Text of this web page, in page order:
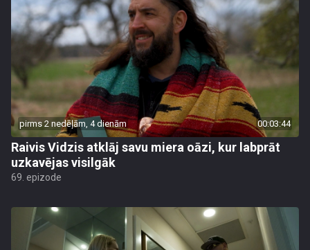
pirms 2 nedēļām, 4 dienām 00:03:44
Raivis Vidzis atklāj savu miera oāzi, kur labprāt
uzkavējas visilgāk
69. epizode